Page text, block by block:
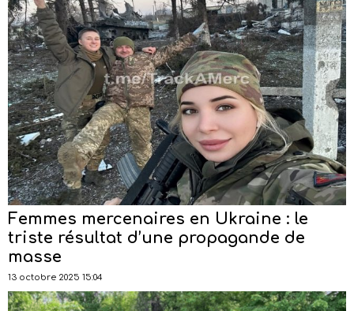
Femmes mercenaires en Ukraine : le
triste résultat d’une propagande de
masse
13 octobre 2025 15:04